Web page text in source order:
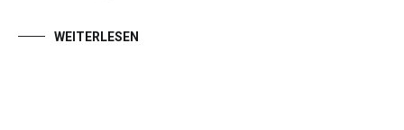
WEITERLESEN